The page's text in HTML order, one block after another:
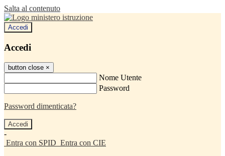
Salta al contenuto
Accedi
Accedi
button close ×
Nome Utente
Password
Password dimenticata?
-
Entra con SPID Entra con CIE